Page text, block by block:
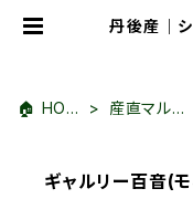
丹後産｜
🏠 HOM
産直マルシ
ギャルリー百音(